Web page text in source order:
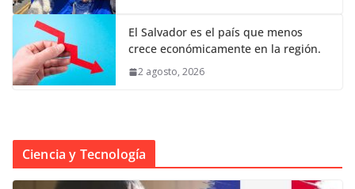
El Salvador es el país que menos
crece económicamente en la región.
2 agosto, 2026
Ciencia y Tecnología